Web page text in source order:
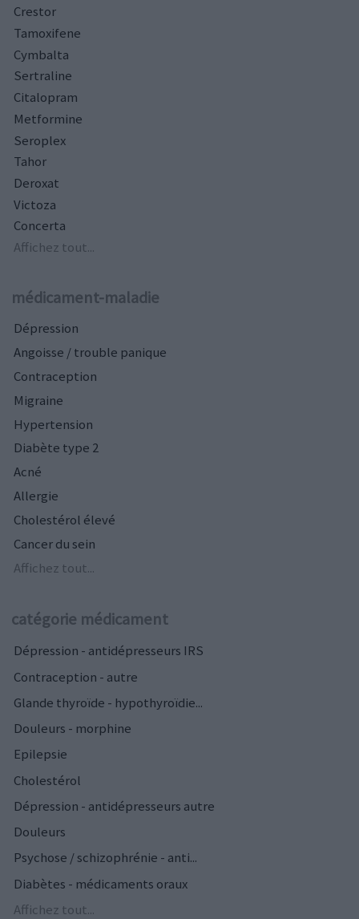
Crestor
Tamoxifene
Cymbalta
Sertraline
Citalopram
Metformine
Seroplex
Tahor
Deroxat
Victoza
Concerta
Affichez tout...
médicament-maladie
Dépression
Angoisse / trouble panique
Contraception
Migraine
Hypertension
Diabète type 2
Acné
Allergie
Cholestérol élevé
Cancer du sein
Affichez tout...
catégorie médicament
Dépression - antidépresseurs IRS
Contraception - autre
Glande thyroïde - hypothyroïdie...
Douleurs - morphine
Epilepsie
Cholestérol
Dépression - antidépresseurs autre
Douleurs
Psychose / schizophrénie - anti...
Diabètes - médicaments oraux
Affichez tout...